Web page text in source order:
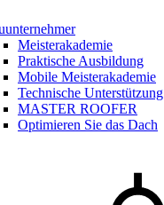
Meisterakademie
Praktische Ausbildung
Mobile Meisterakademie
Technische Unterstützung
MASTER ROOFER
Optimieren Sie das Dach